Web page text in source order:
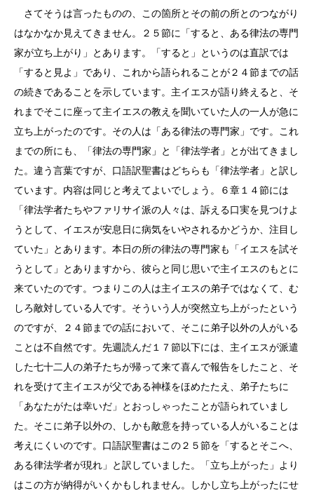
さてそうは言ったものの、この箇所とその前の所とのつながり
はなかなか見えてきません。２５節に「すると、ある律法の専門
家が立ち上がり」とあります。「すると」というのは直訳では
「すると見よ」であり、これから語られることが２４節までの話
の続きであることを示しています。主イエスが語り終えると、そ
れまでそこに座って主イエスの教えを聞いていた人の一人が急に
立ち上がったのです。その人は「ある律法の専門家」です。これ
までの所にも、「律法の専門家」と「律法学者」とが出てきまし
た。違う言葉ですが、口語訳聖書はどちらも「律法学者」と訳し
ています。内容は同じと考えてよいでしょう。６章１４節には
「律法学者たちやファリサイ派の人々は、訴える口実を見つけよ
うとして、イエスが安息日に病気をいやされるかどうか、注目し
ていた」とあります。本日の所の律法の専門家も「イエスを試そ
うとして」とありますから、彼らと同じ思いで主イエスのもとに
来ていたのです。つまりこの人は主イエスの弟子ではなくて、む
しろ敵対している人です。そういう人が突然立ち上がったという
のですが、２４節までの話において、そこに弟子以外の人がいる
ことは不自然です。先週読んだ１７節以下には、主イエスが派遣
した七十二人の弟子たちが帰って来て喜んで報告をしたこと、そ
れを受けて主イエスが父である神様をほめたたえ、弟子たちに
「あなたがたは幸いだ」とおっしゃったことが語られていまし
た。そこに弟子以外の、しかも敵意を持っている人がいることは
考えにくいのです。口語訳聖書はこの２５節を「するとそこへ、
ある律法学者が現れ」と訳していました。「立ち上がった」より
はこの方が納得がいくかもしれません。しかし立ち上がったにせ